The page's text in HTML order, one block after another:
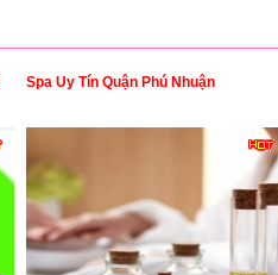
Spa Uy Tín Quận Phú Nhuận